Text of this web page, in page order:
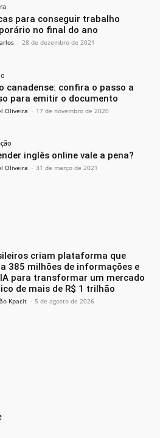
para conseguir trabalho
no final do ano
- 28 de dezembro de 2021
canadense: confira o passo a
para emitir o documento
Oliveira - 17 de novembro de 2020
inglês online vale a pena?
Oliveira - 31 de março de 2021
criam plataforma que
385 milhões de informações e
para transformar um mercado
de mais de R$ 1 trilhão
Kpacit - 5 de agosto de 2026